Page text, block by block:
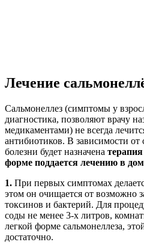
Лечение
Сальмонеллез (симптомы у
диагностика, позволяют врачу
медикаментами) не всегда
антибиотиков. В зависимости от
болезни будет назначена
форме поддается лечению в
1. При первых симптомах
этом он очищается от возможно
токсинов и бактерий. Для
соды не менее 3-х литров,
легкой форме сальмонеллеза,
достаточно.